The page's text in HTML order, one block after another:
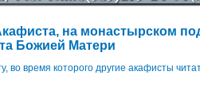
на монастырском
Божией Матери
во время которого другие акафисты